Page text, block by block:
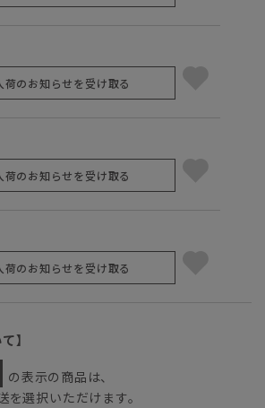
荷のお知らせを受け取る
荷のお知らせを受け取る
荷のお知らせを受け取る
】
の表示の商品は、
選択いただけます。